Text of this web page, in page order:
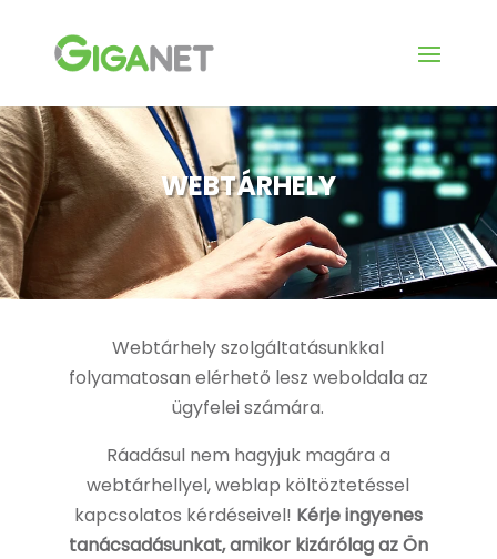
WEBTÁRHELY
Webtárhely szolgáltatásunkkal
folyamatosan elérhető lesz weboldala az
ügyfelei számára.
Ráadásul nem hagyjuk magára a
webtárhellyel, weblap költöztetéssel
kapcsolatos kérdéseivel! Kérje ingyenes
tanácsadásunkat, amikor kizárólag az Ön